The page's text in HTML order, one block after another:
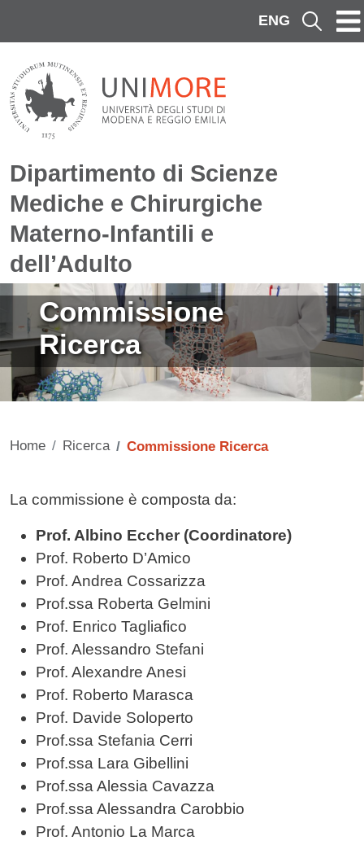
ENG Cerca
Dipartimento di Scienze
Mediche e Chirurgiche
Materno-Infantili e
dell’Adulto
Immagine
Commissione
Ricerca
Home Ricerca Commissione Ricerca
Contenuto
La commissione è composta da:
Prof. Albino Eccher (Coordinatore)
Prof. Roberto D’Amico
Prof. Andrea Cossarizza
Prof.ssa Roberta Gelmini
Prof. Enrico Tagliafico
Prof. Alessandro Stefani
Prof. Alexandre Anesi
Prof. Roberto Marasca
Prof. Davide Soloperto
Prof.ssa Stefania Cerri
Prof.ssa Lara Gibellini
Prof.ssa Alessia Cavazza
Prof.ssa Alessandra Carobbio
Prof. Antonio La Marca